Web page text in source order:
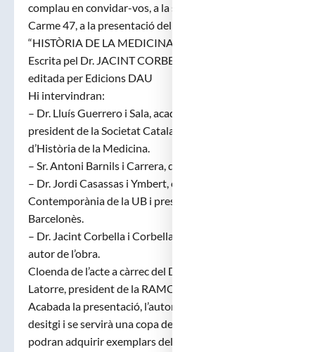
complau en convidar-vos, a la seva seu del carrer del
Carme 47, a la presentació del segon volum de l’obra:
“HISTÒRIA DE LA MEDICINA CATALANA”
Escrita pel Dr. JACINT CORBELLA i CORBELLA i
editada per Edicions DAU
Hi intervindran:
– Dr. Lluís Guerrero i Sala, acadèmic numerari i past
president de la Societat Catalana
d’Història de la Medicina.
– Sr. Antoni Barnils i Carrera, director d’Edicions DAU.
– Dr. Jordi Casassas i Ymbert, catedràtic d’Història
Contemporània de la UB i president de l’Ateneu
Barcelonès.
– Dr. Jacint Corbella i Corbella, acadèmic numerari i
autor de l’obra.
Cloenda de l’acte a càrrec del Dr. Josep Antoni Bombí i
Latorre, president de la RAMC.
Acabada la presentació, l’autor signarà llibres a qui ho
desitgi i se servirà una copa de cava. Al vestíbul es
podran adquirir exemplars del primer i segon volum